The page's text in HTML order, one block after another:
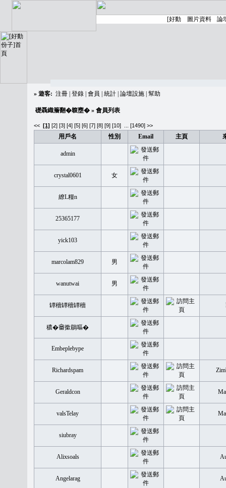
» 遊客: 注冊 登錄 會員 統計 論壇設施 幫助
礎聶織簷翻�䪖壅� » 會員列表
<< [1] [2] [3] [4] [5] [6] [7] [8] [9] [10] [1490] >>
用戶名 性別 Email 主頁
admin
crystal0601 女
繚L糧n
25365177
yick103
marcolam829 男
wanutwai 男
罈穡罈穡罈穡
穠�𤲞撳鶥嘔�
Embeplebype
Richardspam
Geraldcon
valsTelay
siubray
Alixsoals
Angelarag